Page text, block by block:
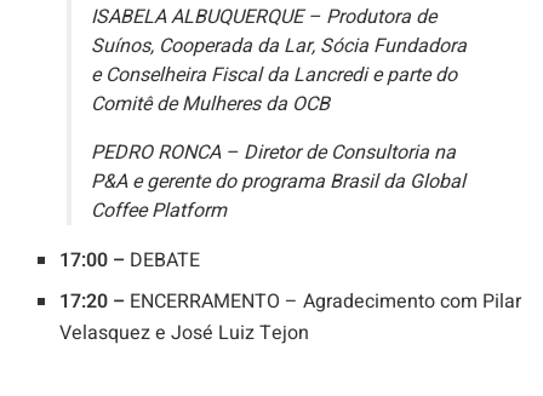
ISABELA ALBUQUERQUE – Produtora de
Suínos, Cooperada da Lar, Sócia Fundadora
e Conselheira Fiscal da Lancredi e parte do
Comitê de Mulheres da OCB
PEDRO RONCA – Diretor de Consultoria na
P&A e gerente do programa Brasil da Global
Coffee Platform
17:00 – DEBATE
17:20 – ENCERRAMENTO – Agradecimento com Pilar
Velasquez e José Luiz Tejon